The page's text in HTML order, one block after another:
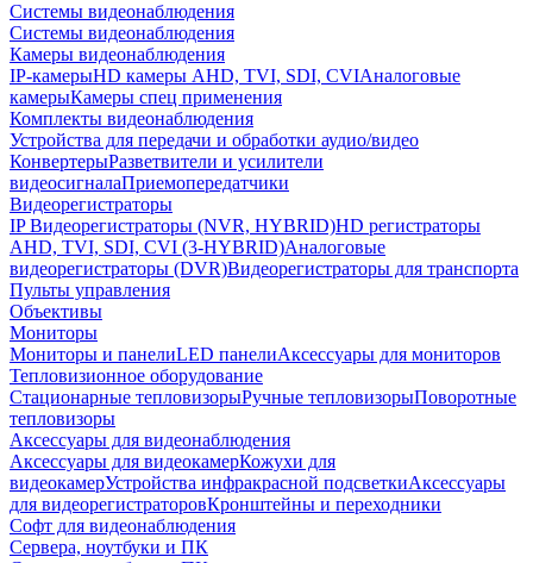
Системы видеонаблюдения
Системы видеонаблюдения
Камеры видеонаблюдения
IP-камерыHD камеры AHD, TVI, SDI, CVIАналоговые
камерыКамеры спец применения
Комплекты видеонаблюдения
Устройства для передачи и обработки аудио/видео
КонвертерыРазветвители и усилители
видеосигналаПриемопередатчики
Видеорегистраторы
IP Видеорегистраторы (NVR, HYBRID)HD регистраторы
AHD, TVI, SDI, CVI (3-HYBRID)Аналоговые
видеорегистраторы (DVR)Видеорегистраторы для транспорта
Пульты управления
Объективы
Мониторы
Мониторы и панелиLED панелиАксессуары для мониторов
Тепловизионное оборудование
Стационарные тепловизорыРучные тепловизорыПоворотные
тепловизоры
Аксессуары для видеонаблюдения
Аксессуары для видеокамерКожухи для
видеокамерУстройства инфракрасной подсветкиАксессуары
для видеорегистраторовКронштейны и переходники
Софт для видеонаблюдения
Сервера, ноутбуки и ПК